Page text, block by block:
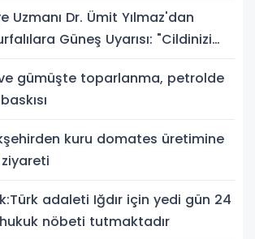
Uzmanı Dr. Ümit Yılmaz'dan
Güneş Uyarısı: "Cildinizi
gümüşte toparlanma, petrolde
kuru domates üretimine
adaleti Iğdır için yedi gün 24
nöbeti tutmaktadır